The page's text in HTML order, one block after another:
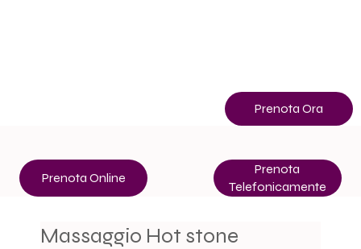
Prenota Ora
Prenota
Telefonicamente
Prenota Online
Massaggio Hot stone